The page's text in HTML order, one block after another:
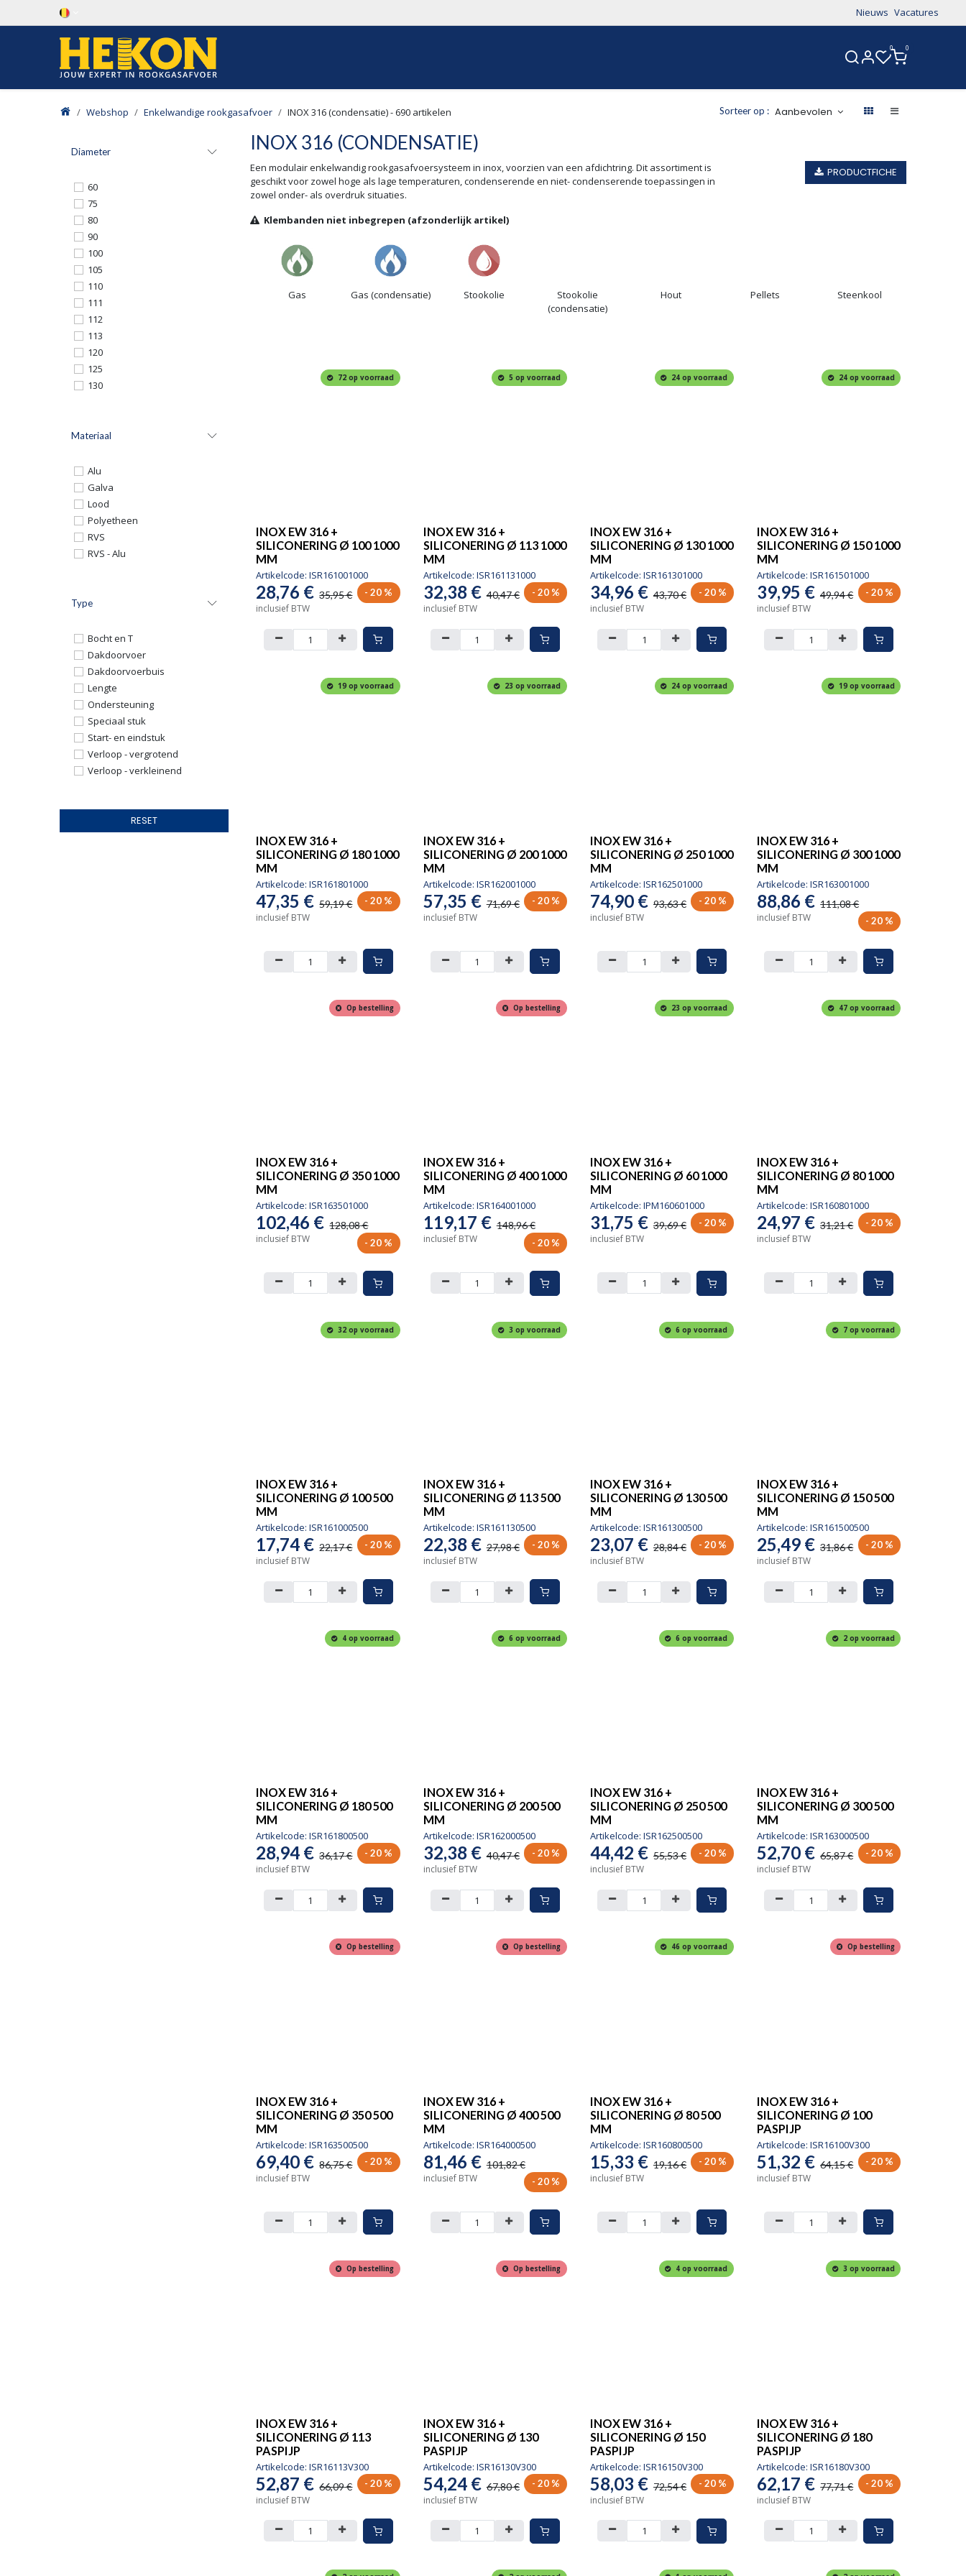
Overslaan naar inhoud Nieuws Vacatures
0 0
Webshop Enkelwandige rookgasafvoer INOX 316 (condensatie)- 690 artikelen Sorteer op : Aanbevolen
Diameter
60
75
80
90
100
105
110
111
112
113
120
125
130
140
154
160
167
180
200
250
360
450
500
600
60/100
80/125
100/150
110/150
110/160
130/200
Materiaal
Alu
Galva
Lood
Polyetheen
RVS
RVS - Alu
Type
Bocht en T
Dakdoorvoer
Dakdoorvoerbuis
Lengte
Ondersteuning
Speciaal stuk
Start- en eindstuk
Verloop - vergrotend
Verloop - verkleinend
RESET
INOX 316 (CONDENSATIE)
Een modulair enkelwandig rookgasafvoersysteem in inox, voorzien van een afdichtring. Dit assortiment is
geschikt voor zowel hoge als lage temperaturen, condenserende en niet- condenserende toepassingen in
zowel onder- als overdruk situaties.
Klembanden niet inbegrepen (afzonderlijk artikel)
PRODUCTFICHE
Gas Gas (condensatie) Stookolie
Stookolie
(condensatie)
Hout Pellets Steenkool
72 op voorraad
INOX EW 316 +
SILICONERING Ø 100 1000
MM
Artikelcode:ISR161001000
28,76 € 35,95€ - 20 %
inclusief BTW
5 op voorraad
INOX EW 316 +
SILICONERING Ø 113 1000
MM
Artikelcode: ISR161131000
32,38 € 40,47€ - 20 %
inclusief BTW
24 op voorraad
INOX EW 316 +
SILICONERING Ø 130 1000
MM
Artikelcode: ISR161301000
34,96 € 43,70€ - 20 %
inclusief BTW
24 op voorraad
INOX EW 316 +
SILICONERING Ø 150 1000
MM
Artikelcode:ISR161501000
39,95 € 49,94€ - 20 %
inclusief BTW
19 op voorraad
INOX EW 316 +
SILICONERING Ø 180 1000
MM
Artikelcode:ISR161801000
47,35 € 59,19€ - 20 %
inclusief BTW
23 op voorraad
INOX EW 316 +
SILICONERING Ø 200 1000
MM
Artikelcode: ISR162001000
57,35 € 71,69€ - 20 %
inclusief BTW
24 op voorraad
INOX EW 316 +
SILICONERING Ø 250 1000
MM
Artikelcode: ISR162501000
74,90€ 93,63€ - 20 %
inclusief BTW
19 op voorraad
INOX EW 316 +
SILICONERING Ø 300 1000
MM
Artikelcode:ISR163001000
88,86 € 111,08€
- 20 %
inclusief BTW
Op bestelling
INOX EW 316 +
SILICONERING Ø 350 1000
MM
Artikelcode:ISR163501000
102,46 € 128,08€
- 20 %
inclusief BTW
Op bestelling
INOX EW 316 +
SILICONERING Ø 400 1000
MM
Artikelcode: ISR164001000
119,17 € 148,96€
- 20 %
inclusief BTW
23 op voorraad
INOX EW 316 +
SILICONERING Ø 60 1000
MM
Artikelcode: IPM160601000
31,75 € 39,69€ - 20 %
inclusief BTW
47 op voorraad
INOX EW 316 +
SILICONERING Ø 80 1000
MM
Artikelcode:ISR160801000
24,97 € 31,21€ - 20 %
inclusief BTW
32 op voorraad
INOX EW 316 +
SILICONERING Ø 100 500
MM
Artikelcode:ISR161000500
17,74 € 22,17€ - 20 %
inclusief BTW
3 op voorraad
INOX EW 316 +
SILICONERING Ø 113 500
MM
Artikelcode: ISR161130500
22,38 € 27,98€ - 20 %
inclusief BTW
6 op voorraad
INOX EW 316 +
SILICONERING Ø 130 500
MM
Artikelcode: ISR161300500
23,07 € 28,84€ - 20 %
inclusief BTW
7 op voorraad
INOX EW 316 +
SILICONERING Ø 150 500
MM
Artikelcode:ISR161500500
25,49 € 31,86€ - 20 %
inclusief BTW
4 op voorraad
INOX EW 316 +
SILICONERING Ø 180 500
MM
Artikelcode:ISR161800500
28,94 € 36,17€ - 20 %
inclusief BTW
6 op voorraad
INOX EW 316 +
SILICONERING Ø 200 500
MM
Artikelcode: ISR162000500
32,38 € 40,47€ - 20 %
inclusief BTW
6 op voorraad
INOX EW 316 +
SILICONERING Ø 250 500
MM
Artikelcode: ISR162500500
44,42 € 55,53€ - 20 %
inclusief BTW
2 op voorraad
INOX EW 316 +
SILICONERING Ø 300 500
MM
Artikelcode:ISR163000500
52,70 € 65,87€ - 20 %
inclusief BTW
Op bestelling
INOX EW 316 +
SILICONERING Ø 350 500
MM
Artikelcode:ISR163500500
69,40 € 86,75€ - 20 %
inclusief BTW
Op bestelling
INOX EW 316 +
SILICONERING Ø 400 500
MM
Artikelcode: ISR164000500
81,46 € 101,82€
- 20 %
inclusief BTW
46 op voorraad
INOX EW 316 +
SILICONERING Ø 80 500
MM
Artikelcode: ISR160800500
15,33 € 19,16€ - 20 %
inclusief BTW
Op bestelling
INOX EW 316 +
SILICONERING Ø 100
PASPIJP
Artikelcode:ISR16100V300
51,32 € 64,15€ - 20 %
inclusief BTW
Op bestelling
INOX EW 316 +
SILICONERING Ø 113
PASPIJP
Artikelcode:ISR16113V300
52,87 € 66,09€ - 20 %
inclusief BTW
Op bestelling
INOX EW 316 +
SILICONERING Ø 130
PASPIJP
Artikelcode: ISR16130V300
54,24€ 67,80€ - 20 %
inclusief BTW
4 op voorraad
INOX EW 316 +
SILICONERING Ø 150
PASPIJP
Artikelcode: ISR16150V300
58,03 € 72,54€ - 20 %
inclusief BTW
3 op voorraad
INOX EW 316 +
SILICONERING Ø 180
PASPIJP
Artikelcode:ISR16180V300
62,17 € 77,71€ - 20 %
inclusief BTW